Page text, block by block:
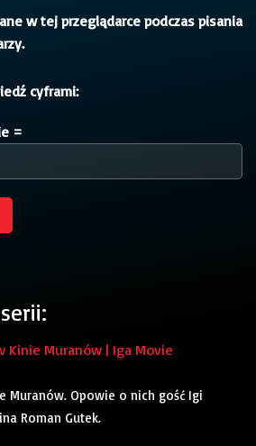
w tej przeglądarce podczas pisania
cyframi:
=
Kinie Muranów | Iga Movie
Muranów. Opowie o nich gość Igi
Roman Gutek.